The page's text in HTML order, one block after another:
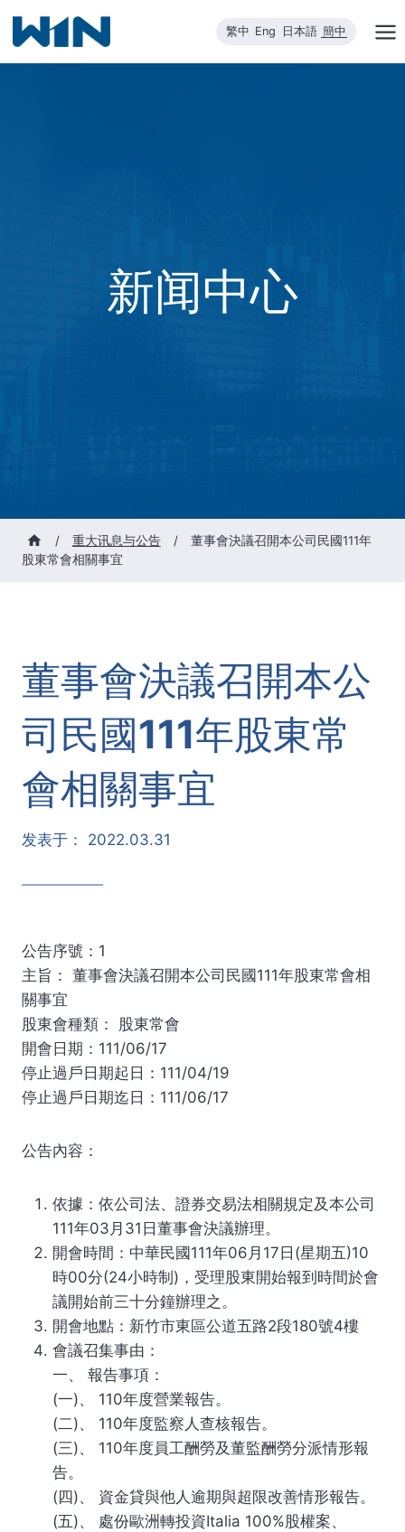
内
繁中 Eng 日本語 簡中
新闻中心
/ 重大讯息与公告 /
董事會決議召開本公司民國111年
股東常會相關事宜
董事會決議召開本公
司民國111年股東常
會相關事宜
发表于： 2022.03.31
公告序號：1
主旨： 董事會決議召開本公司民國111年股東常會相
關事宜
股東會種類： 股東常會
開會日期：111/06/17
停止過戶日期起日：111/04/19
停止過戶日期迄日：111/06/17
公告內容：
依據：依公司法、證券交易法相關規定及本公司
111年03月31日董事會決議辦理。
開會時間：中華民國111年06月17日(星期五)10
時00分(24小時制)，受理股東開始報到時間於會
議開始前三十分鐘辦理之。
開會地點：新竹市東區公道五路2段180號4樓
會議召集事由：
一、 報告事項：
(一)、 110年度營業報告。
(二)、 110年度監察人查核報告。
(三)、 110年度員工酬勞及董監酬勞分派情形報
告。
(四)、 資金貸與他人逾期與超限改善情形報告。
(五)、 處份歐洲轉投資Italia 100%股權案、